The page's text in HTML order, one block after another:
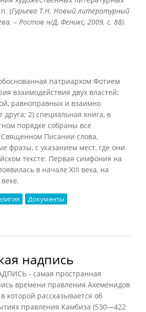
(Гурьева Т.Н. Новый литературный
– Ростов н/Д, Феникс, 2009, с. 88).
патриархом Фотием
взаимодействия двух властей:
равноправных и взаимно
2) специальная книга, в
порядке собраны все
Писании слова,
фразы, с указанием мест, где они
тексте. Первая симфония на
в начале XIII века, на
Документы
надпись
- самая пространная
времени правления Ахеменидов
которой рассказывается об
правления Камбиза (530—422